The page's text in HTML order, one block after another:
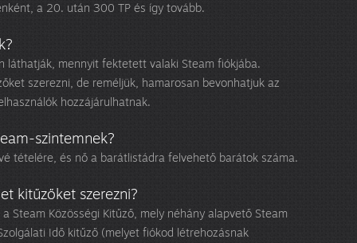
a 20. után 300 TP és így tovább.
láthatják, mennyit fektetett valaki Steam fiókjába.
szerezni, de reméljük, hamarosan bevonhatjuk az
hozzájárulhatnak.
szintemnek?
tételére, és nő a barátlistádra felvehető barátok száma.
kitűzőket szerezni?
Steam Közösségi Kitűző, mely néhány alapvető Steam
Idő kitűző (melyet fiókod létrehozásnak